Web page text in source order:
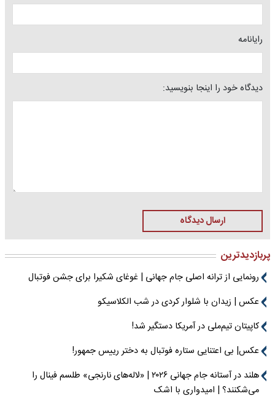
رایانامه
دیدگاه خود را اینجا بنویسید:
ارسال دیدگاه
پربازدیدترین
رونمایی از ترانه اصلی جام جهانی | غوغای شکیرا برای جشن فوتبال
عکس | زیدان با شلوار کردی در شب الکلاسیکو
کاپیتان تیم‌ملی در آمریکا دستگیر شد!
عکس| بی اعتنایی ستاره فوتبال به دختر رییس جمهور!
هلند در آستانه جام جهانی ۲۰۲۶ | «لاله‌های نارنجی» طلسم فینال را
می‌شکنند؟ | امیدواری با اشک